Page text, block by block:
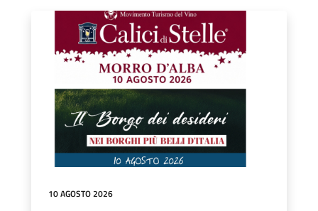
10 AGOSTO 2026